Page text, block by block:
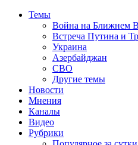
Темы
Война на Ближнем
Встреча Путина и
Украина
Азербайджан
СВО
Другие темы
Новости
Мнения
Каналы
Видео
Рубрики